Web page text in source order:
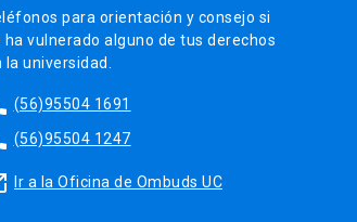
para orientación y consejo si
ha vulnerado alguno de tus derechos
la universidad.
(56)95504 1691
(56)95504 1247
Ir a la Oficina de Ombuds UC